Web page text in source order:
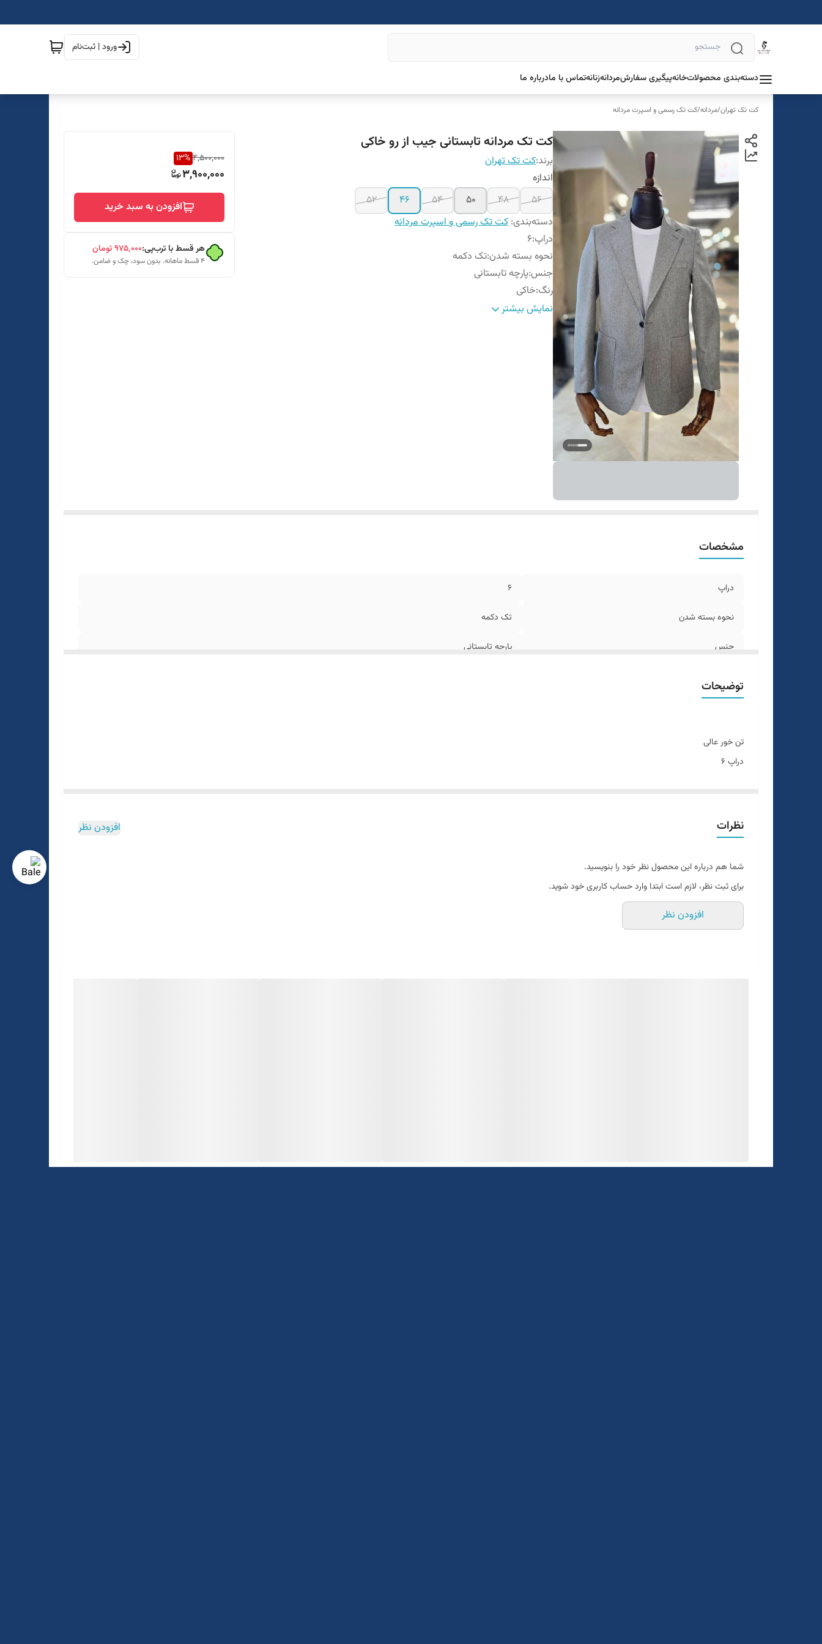
ورود | ثبت‌نام
دسته‌بندی محصولاتخانهپیگیری سفارشمردانهزنانهتماس با مادرباره ما
کت تک تهران/مردانه/کت تک رسمی و اسپرت مردانه
کت تک مردانه تابستانی جیب از رو خاکی
برند:کت تک تهران
اندازه
۵۶
۴۸ ۵۰ ۵۴ ۴۶
۵۲
دسته‌بندی: کت تک رسمی و اسپرت مردانه
دراپ:
6
نحوه بسته شدن:تک دکمه
جنس:پارچه تابستانی
رنگ:خاکی
طرح:افکت دار محو
نمایش بیشتر
4,500,000
13%
3,900,000
افزودن به سبد خرید
هر قسط با ترب‌پی:۹۷۵٬۰۰۰تومان
۴ قسط ماهانه. بدون سود، چک و ضامن.
مشخصات
دراپ 6
نحوه بسته شدن تک دکمه
جنس پارچه تابستانی
سایز بندی
توضیحات
تن خور عالی
دراپ ۶
سایزبندی استاندارد
یک الی دو درجه تفاوت رنگ درنظر گرفته شود
برای تعیین سایز به واتساپ پیام بدید
نظرات افزودن نظر
شما هم درباره این محصول نظر خود را بنویسید.
برای ثبت نظر، لازم است ابتدا وارد حساب کاربری خود شوید.
افزودن نظر